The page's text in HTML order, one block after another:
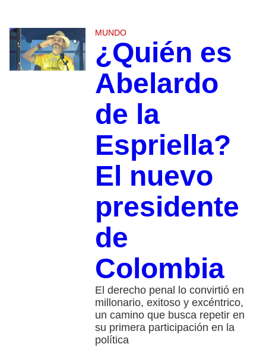
MUNDO
¿Quién es
Abelardo
de la
Espriella?
El nuevo
presidente
de
Colombia
El derecho penal lo convirtió en
millonario, exitoso y excéntrico,
un camino que busca repetir en
su primera participación en la
política